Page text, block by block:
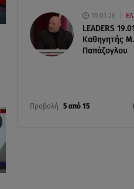
19.01.26
LEADERS
Καθηγητής Μ.
Παπάζογλου
Προβολή 5 από 15